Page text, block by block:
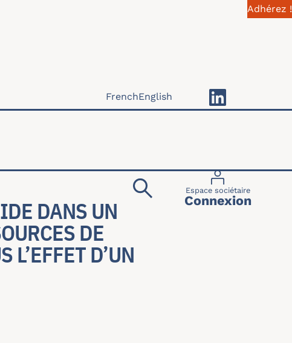
Adhérez !
Menu du
Espace sociétaire
Connexion
FrenchEnglish
DANS UN
DE
L’EFFET D’UN